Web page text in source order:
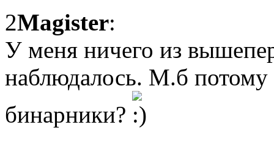
2Magister:
У меня ничего из
наблюдалось. М.б
бинарники?